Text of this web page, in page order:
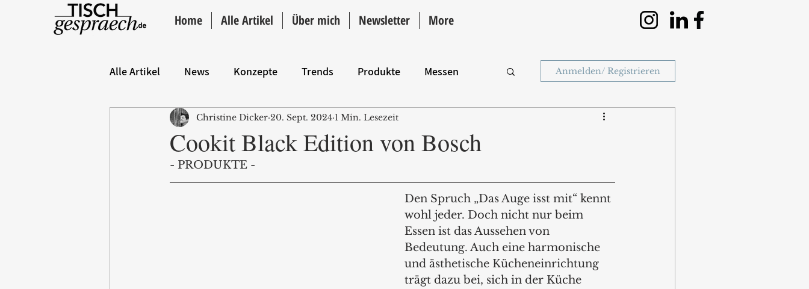
Home Alle Artikel Über mich Newsletter More
Alle Artikel News Konzepte Trends Produkte Messen
Hintergrund ANZEIGE Intro
Anmelden/ Registrieren
Cookit Black Edition von Bosch
Christine Dicker 20. Sept. 2024 1 Min. Lesezeit
- PRODUKTE -
Den Spruch „Das Auge isst mit“ kennt
wohl jeder. Doch nicht nur beim
Essen ist das Aussehen von
Bedeutung. Auch eine harmonische
und ästhetische Kücheneinrichtung
trägt dazu bei, sich in der Küche